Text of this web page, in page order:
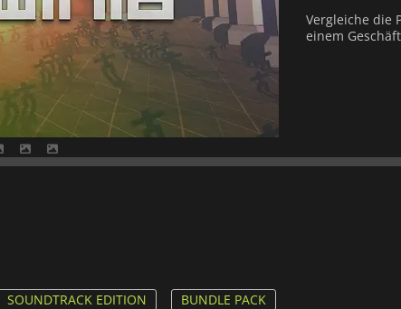
Vergleiche die
einem
SOUNDTRACK EDITION BUNDLE PACK